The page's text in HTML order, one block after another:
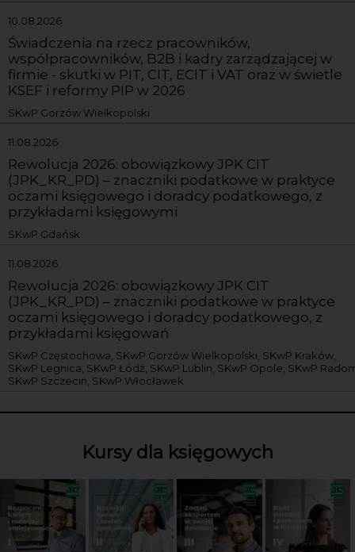
10.08.2026
Świadczenia na rzecz pracowników,
współpracowników, B2B i kadry zarządzającej w
firmie - skutki w PIT, CIT, ECIT i VAT oraz w świetle
KSEF i reformy PIP w 2026
SKwP Gorzów Wielkopolski
11.08.2026
Rewolucja 2026: obowiązkowy JPK CIT
(JPK_KR_PD) – znaczniki podatkowe w praktyce
oczami księgowego i doradcy podatkowego, z
przykładami księgowymi
SKwP Gdańsk
11.08.2026
Rewolucja 2026: obowiązkowy JPK CIT
(JPK_KR_PD) – znaczniki podatkowe w praktyce
oczami księgowego i doradcy podatkowego, z
przykładami księgowań
SKwP Częstochowa, SKwP Gorzów Wielkopolski, SKwP Kraków,
SKwP Legnica, SKwP Łódź, SKwP Lublin, SKwP Opole, SKwP
SKwP Szczecin, SKwP Włocławek
Kursy dla księgowych